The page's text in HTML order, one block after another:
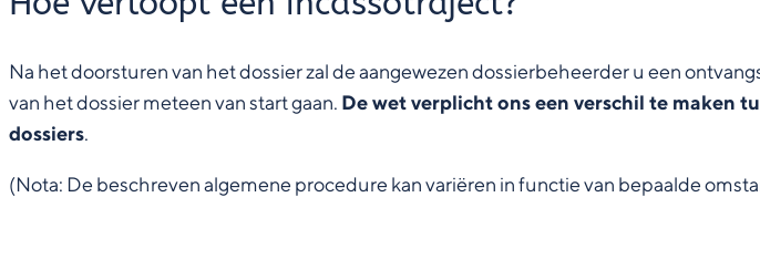
Na het doorsturen van het dossier zal de aangewezen dossierbeheerder u een
van het dossier meteen van start gaan. De wet verplicht ons een verschil te maken
dossiers.
(Nota: De beschreven algemene procedure kan variëren in functie van bepaalde